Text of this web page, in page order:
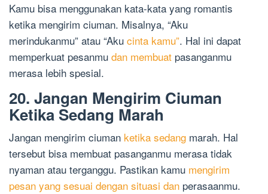
Kamu bisa menggunakan kata-kata yang romantis
ketika mengirim ciuman. Misalnya, “Aku
merindukanmu” atau “Aku cinta kamu”. Hal ini dapat
memperkuat pesanmu dan membuat pasanganmu
merasa lebih spesial.
20. Jangan Mengirim Ciuman
Ketika Sedang Marah
Jangan mengirim ciuman ketika sedang marah. Hal
tersebut bisa membuat pasanganmu merasa tidak
nyaman atau terganggu. Pastikan kamu mengirim
pesan yang sesuai dengan situasi dan perasaanmu.